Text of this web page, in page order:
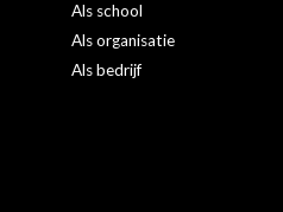
Als school
Als organisatie
Als bedrijf